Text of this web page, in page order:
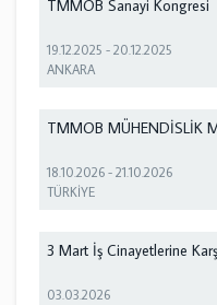
TMMOB Sanayi Kongresi
19.12.2025 -20.12.2025
ANKARA
TMMOB MÜHENDİSLİK
18.10.2026 -21.10.2026
TÜRKİYE
3 Mart İş Cinayetlerine
03.03.2026